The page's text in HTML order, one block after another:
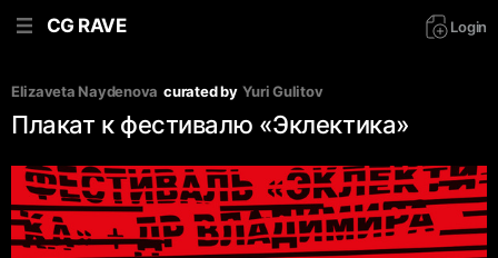
CG RAVE Login
Elizaveta Naydenova curated by Yuri Gulitov
Плакат к фестивалю «Эклектика»